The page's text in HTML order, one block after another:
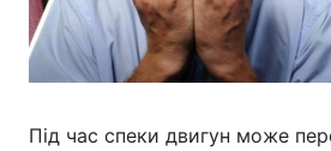
Під час спеки двигун може